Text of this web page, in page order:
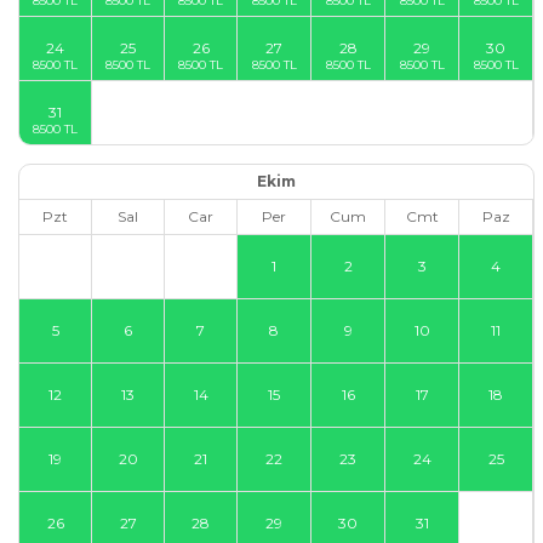
24 25 26 27 28 29 30
31
Ekim
Pzt
Sal Car Per Cum Cmt Paz
1 2 3 4
5 6 7 8 9 10 11
12 13 14 15 16 17 18
19 20 21 22 23 24 25
26 27 28 29 30 31